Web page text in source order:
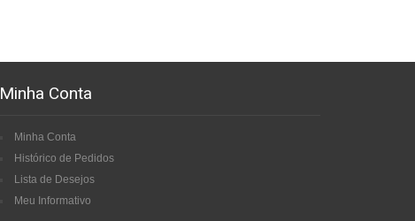
Minha Conta
Minha Conta
Histórico de Pedidos
Lista de Desejos
Meu Informativo